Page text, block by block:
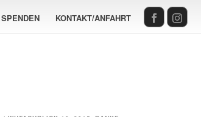
SPENDEN KONTAKT/ANFAHRT